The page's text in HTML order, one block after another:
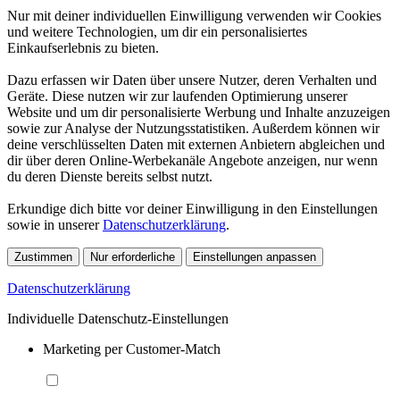
Nur mit deiner individuellen Einwilligung verwenden wir Cookies
und weitere Technologien, um dir ein personalisiertes
Einkaufserlebnis zu bieten.
Dazu erfassen wir Daten über unsere Nutzer, deren Verhalten und
Geräte. Diese nutzen wir zur laufenden Optimierung unserer
Website und um dir personalisierte Werbung und Inhalte anzuzeigen
sowie zur Analyse der Nutzungsstatistiken. Außerdem können wir
deine verschlüsselten Daten mit externen Anbietern abgleichen und
dir über deren Online-Werbekanäle Angebote anzeigen, nur wenn
du deren Dienste bereits selbst nutzt.
Erkundige dich bitte vor deiner Einwilligung in den Einstellungen
sowie in unsererDatenschutzerklärung.
Zustimmen Nur erforderliche Einstellungen anpassen
Datenschutzerklärung
Individuelle Datenschutz-Einstellungen
Marketing per Customer-Match